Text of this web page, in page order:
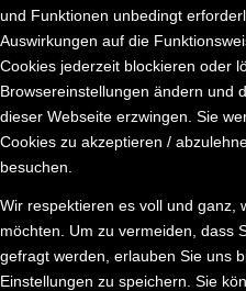
und Funktionen unbedingt
Auswirkungen auf die
Cookies jederzeit blockieren oder
Browsereinstellungen ändern und
dieser Webseite erzwingen. Sie
Cookies zu akzeptieren /
besuchen.
Wir respektieren es voll und ganz,
möchten. Um zu vermeiden, dass
gefragt werden, erlauben Sie uns
Einstellungen zu speichern. Sie